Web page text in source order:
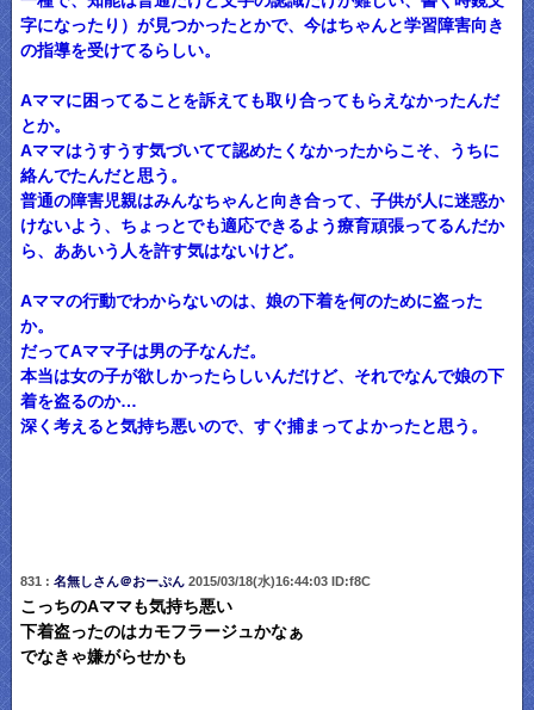
字になったり）が見つかったとかで、今はちゃんと学習障害向き
の指導を受けてるらしい。
Aママに困ってることを訴えても取り合ってもらえなかったんだ
とか。
Aママはうすうす気づいてて認めたくなかったからこそ、うちに
絡んでたんだと思う。
普通の障害児親はみんなちゃんと向き合って、子供が人に迷惑か
けないよう、ちょっとでも適応できるよう療育頑張ってるんだか
ら、ああいう人を許す気はないけど。
Aママの行動でわからないのは、娘の下着を何のために盗った
か。
だってAママ子は男の子なんだ。
本当は女の子が欲しかったらしいんだけど、それでなんで娘の下
着を盗るのか…
深く考えると気持ち悪いので、すぐ捕まってよかったと思う。
831 : 名無しさん＠おーぷん2015/03/18(水)16:44:03 ID:f8C
こっちのAママも気持ち悪い
下着盗ったのはカモフラージュかなぁ
でなきゃ嫌がらせかも